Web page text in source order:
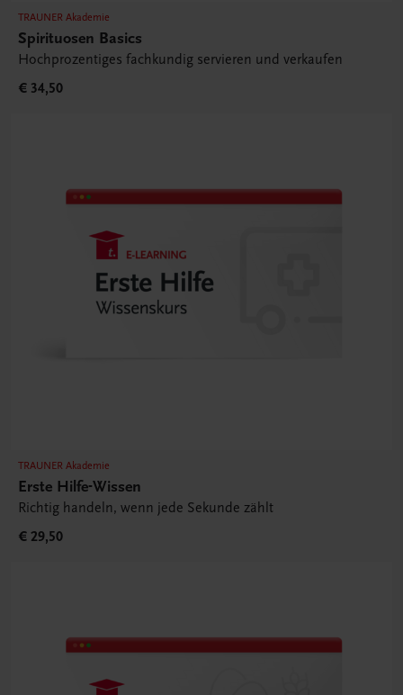
TRAUNER Akademie
Spirituosen Basics
Hochprozentiges fachkundig servieren und verkaufen
€ 34,50
TRAUNER Akademie
Erste Hilfe-Wissen
Richtig handeln, wenn jede Sekunde zählt
€ 29,50